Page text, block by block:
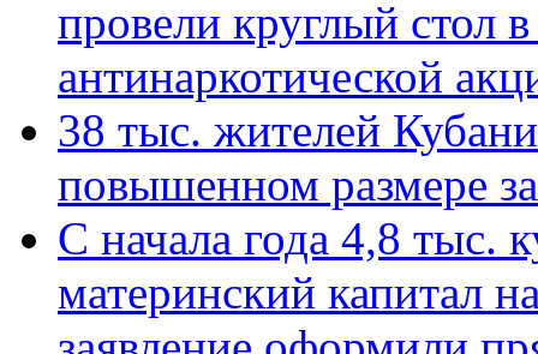
провели круглый стол
антинаркотической
38 тыс. жителей
повышенном размере
С начала года 4,8 тыс.
материнский капитал